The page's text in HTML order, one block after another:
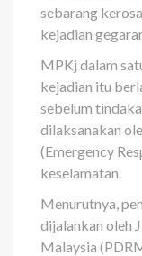
sebarang
kejadian
MPKj dalam
kejadian itu
sebelum
dilaksanakan
(Emergency
keselamatan.
Menurutnya,
dijalankan oleh
Malaysia